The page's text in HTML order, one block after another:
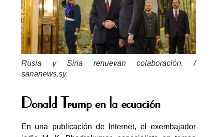
Rusia y Siria renuevan colaboración. /
sananews.sy
Donald Trump en la ecuación
En una publicación de Internet, el exembajador